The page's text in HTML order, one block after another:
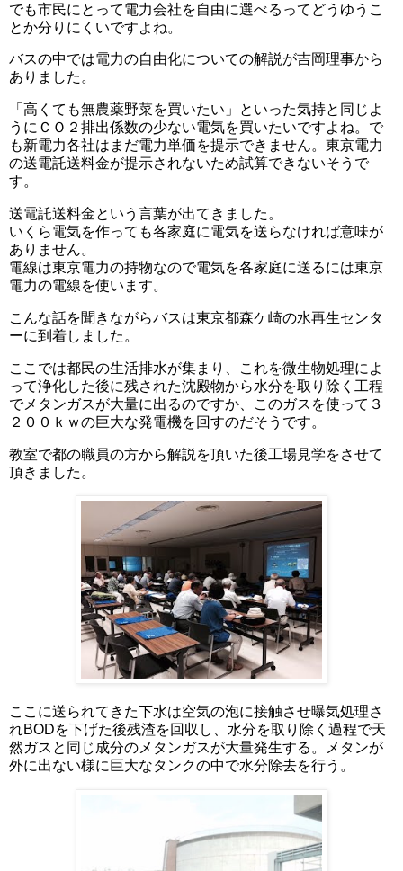
でも市民にとって電力会社を自由に選べるってどうゆうこ
とか分りにくいですよね。
バスの中では電力の自由化についての解説が吉岡理事から
ありました。
「高くても無農薬野菜を買いたい」といった気持と同じよ
うにＣＯ２排出係数の少ない電気を買いたいですよね。で
も新電力各社はまだ電力単価を提示できません。東京電力
の送電託送料金が提示されないため試算できないそうで
す。
送電託送料金という言葉が出てきました。
いくら電気を作っても各家庭に電気を送らなければ意味が
ありません。
電線は東京電力の持物なので電気を各家庭に送るには東京
電力の電線を使います。
こんな話を聞きながらバスは東京都森ケ崎の水再生センタ
ーに到着しました。
ここでは都民の生活排水が集まり、これを微生物処理によ
って浄化した後に残された沈殿物から水分を取り除く工程
でメタンガスが大量に出るのですか、このガスを使って３
２００ｋｗの巨大な発電機を回すのだそうです。
教室で都の職員の方から解説を頂いた後工場見学をさせて
頂きました。
ここに送られてきた下水は空気の泡に接触させ曝気処理さ
れBODを下げた後残渣を回収し、水分を取り除く過程で天
然ガスと同じ成分のメタンガスが大量発生する。メタンが
外に出ない様に巨大なタンクの中で水分除去を行う。